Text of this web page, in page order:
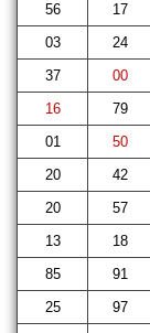
56
17
03
24
37
00
16
79
01
50
20
42
20
57
13
18
85
91
25
97